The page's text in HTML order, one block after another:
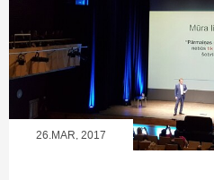
26.MAR, 2017